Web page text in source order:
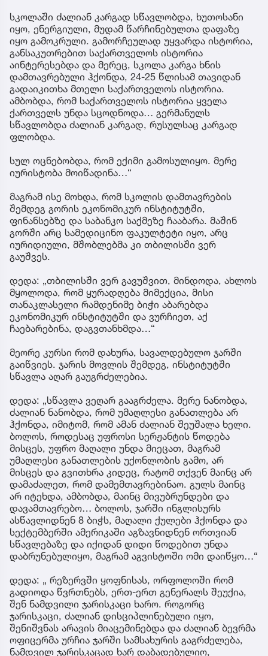
სკოლაში ძალიან კარგად სწავლობდა, ხუთოსანი
იყო, ენერგიული, მუდამ წარჩინებულთა დაფაზე
იყო გამოკრული. გამორჩეულად უყვარდა ისტორია,
განსაკუთრებით საქართველოს ისტორია
აინტერესებდა და მერეც, სკოლა კარგა ხნის
დამთავრებული ჰქონდა, 24-25 წლისამ თავიდან
გადაიკითხა მთელი საქართველოს ისტორია.
ამბობდა, რომ საქართველოს ისტორია ყველა
ქართველს უნდა სცოდნოდა… გერმანულს
სწავლობდა ძალიან კარგად, რუსულსაც კარგად
ფლობდა.
სულ ოცნებობდა, რომ ექიმი გამოსულიყო. მერე
იურისტობა მოიწადინა…“
მაგრამ ისე მოხდა, რომ სკოლის დამთავრების
შემდეგ გორის ეკონომიკურ ინსტიტუტში,
ფინანსებზე და საბანკო საქმეზე ჩააბარა. მაშინ
გორში არც სამედიცინო ფაკულტეტი იყო, არც
იურიდიული, მშობლებმა კი თბილისში ვერ
გაუშვეს.
დედა: „თბილისში ვერ გავუშვით, მინდოდა, ახლოს
მყოლოდა, რომ ყურადღება მიმექცია, მისი
თანაკლასელი რამდენიმე ბიჭი აბარებდა
ეკონომიკურ ინსტიტუტში და ვურჩიეთ, აქ
ჩაებარებინა, დაგვთანხმდა…“
მეორე კურსი რომ დახურა, სავალდებულო ჯარში
გაიწვიეს. ჯარის მოვლის შემდეგ, ინსტიტუტში
სწავლა აღარ გაუგრძელებია.
დედა: „სწავლა ვეღარ გააგრძელა. მერე ნანობდა,
ძალიან ნანობდა, რომ უმაღლესი განათლება არ
ჰქონდა, იმიტომ, რომ ამან ძალიან შეუშალა ხელი.
ბოლოს, როდესაც უფროსი სერჟანტის წოდება
მისცეს, უფრო მაღალი უნდა მიეცათ, მაგრამ
უმაღლესი განათლების უქონლობის გამო, არ
მისცეს და გვითხრა კიდეც, რატომ თქვენ მაინც არ
დამაძალეთ, რომ დამემთავრებინაო. გულს მაინც
არ იტეხდა, ამბობდა, მაინც მივუბრუნდები და
დავამთავრებო… ბოლოს, ჯარში ინგლისურს
ასწავლიდნენ 8 ბიჭს, მაღალი ქულები ჰქონდა და
სექტემბერში ამერიკაში აგზავნიდნენ ორთვიან
სწავლებაზე და იქიდან დიდი წოდებით უნდა
დაბრუნებულიყო, მაგრამ აგვისტოში ომი დაიწყო…“
დედა: „ რეზერვში ყოფნისას, ორფოლოში რომ
გადიოდა წვრთნებს, ერთ-ერთ გენერალს შეუქია,
შენ ნამდვილი ჯარისკაცი ხარო. როგორც
ჯარისკაცი, ძალიან დისციპლინებული იყო,
შენიშვნას არავის მიაცემინებდა და ძალიან ბევრმა
ოფიცერმა ურჩია ჯარში სამსახურის გაგრძელება,
ნამდვილ ჯარისკაცად ხარ დაბადებულიო,